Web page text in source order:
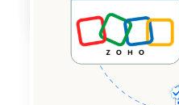
PUBLICADO EN DESK,ZOHO